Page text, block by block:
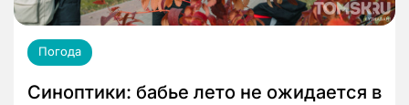
Погода
Синоптики: бабье лето не ожидается в